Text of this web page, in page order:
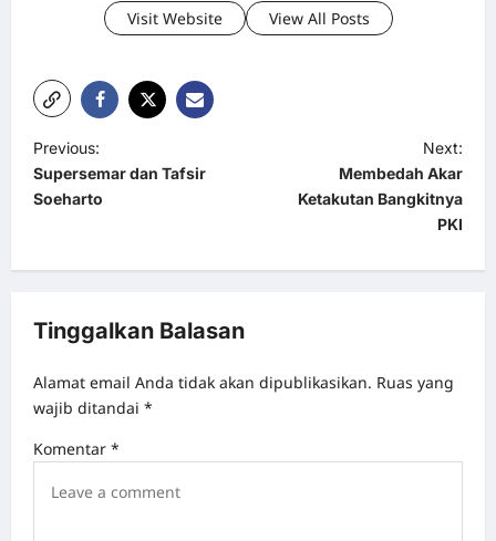
Visit Website View All Posts
P
o
a
i
a
Previous:
Supersemar dan Tafsir
Soeharto
Next:
Membedah Akar
Ketakutan Bangkitnya
PKI
Tinggalkan Balasan
Alamat email Anda tidak akan dipublikasikan. Ruas yang
wajib ditandai *
Komentar *